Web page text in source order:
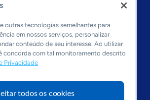
outras tecnologias semelhantes para
em nossos serviços, personalizar
conteúdo de seu interesse. Ao utilizar
concorda com tal monitoramento descrito
Privacidade
todos os cookies